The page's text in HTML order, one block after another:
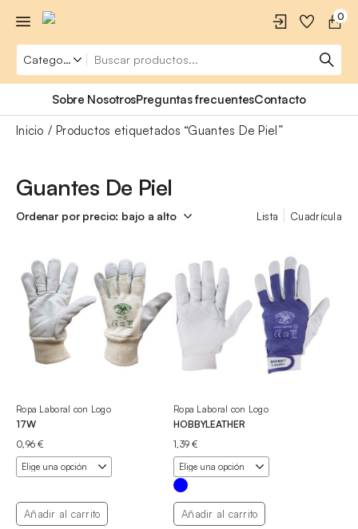
0
Sobre NosotrosPreguntas frecuentesContacto
Inicio Productos etiquetados “Guantes De Piel”
Guantes De Piel
Lista Cuadrícula
Ropa Laboral con Logo
17W
0,96€
Añadir al carrito
Ropa Laboral con Logo
HOBBYLEATHER
1,39€
Añadir al carrito